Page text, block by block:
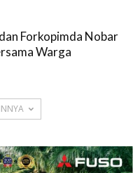
Forkopimda Nobar
Warga